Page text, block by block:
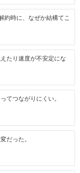
約時に、なぜか結構てこ
たり速度が不安定にな
てつながりにくい。
だった。